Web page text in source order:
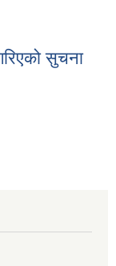
Bridgesसुचना